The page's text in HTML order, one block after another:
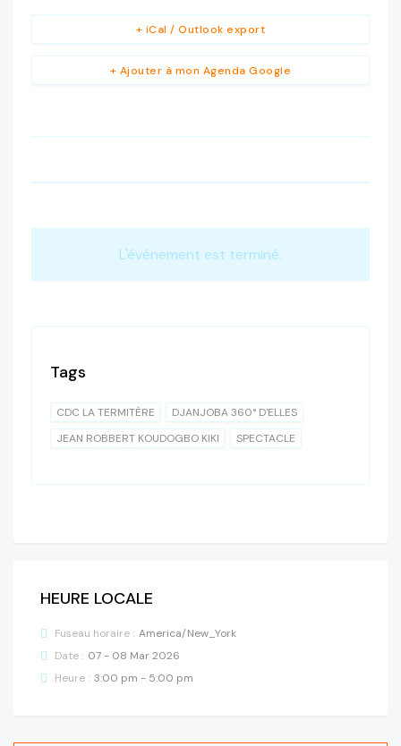
+ Ajouter à mon Agenda Google
+ iCal / Outlook export
L'événement est terminé.
Tags
CDC LA TERMITÈRE
DJANJOBA 360° D'ELLES
JEAN ROBBERT KOUDOGBO KIKI
SPECTACLE
HEURE LOCALE
Fuseau horaire : America/New_York
Date : 07 - 08 Mar 2026
Heure : 3:00 pm - 5:00 pm